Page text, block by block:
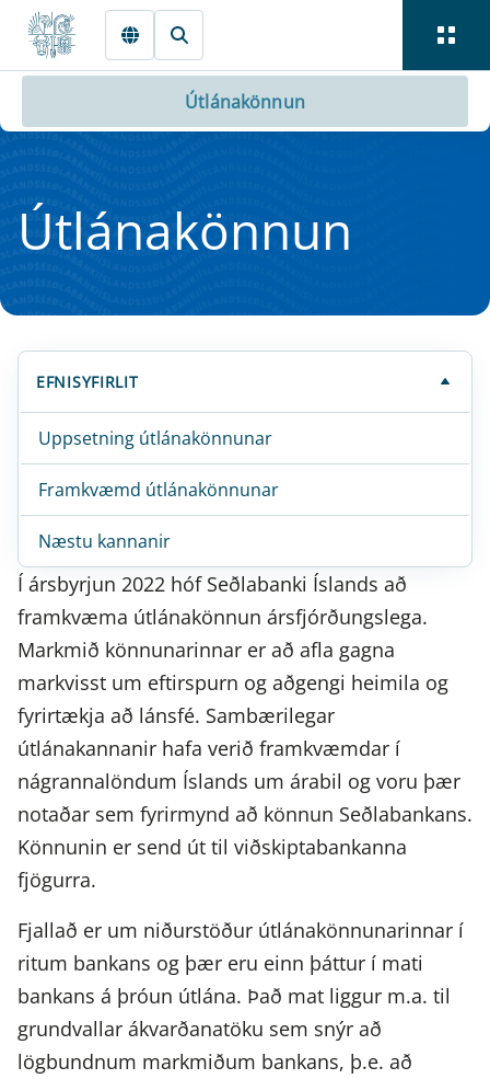
Fara beint í Meginmál
Útlánakönnun
Útlána­könn­un
EFNISYFIRLIT
Uppsetning útlánakönnunar
Framkvæmd útlánakönnunar
Næstu kannanir
Í ársbyrjun 2022 hóf Seðlabanki Íslands að
framkvæma útlánakönnun ársfjórðungslega.
Markmið könnunarinnar er að afla gagna
markvisst um eftirspurn og aðgengi heimila og
fyrirtækja að lánsfé. Sambærilegar
útlánakannanir hafa verið framkvæmdar í
nágrannalöndum Íslands um árabil og voru þær
notaðar sem fyrirmynd að könnun Seðlabankans.
Könnunin er send út til viðskiptabankanna
fjögurra.
Fjallað er um niðurstöður útlánakönnunarinnar í
ritum bankans og þær eru einn þáttur í mati
bankans á þróun útlána. Það mat liggur m.a. til
grundvallar ákvarðanatöku sem snýr að
lögbundnum markmiðum bankans, þ.e. að